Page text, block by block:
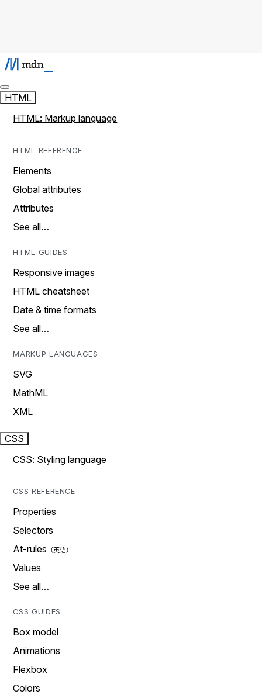
HTML
HTML: Markup language
HTML REFERENCE
Elements
Global attributes
Attributes
See all…
HTML GUIDES
Responsive images
HTML cheatsheet
Date & time formats
See all…
MARKUP LANGUAGES
SVG
MathML
XML
CSS
CSS: Styling language
CSS REFERENCE
Properties
Selectors
At-rules
Values
See all…
CSS GUIDES
Box model
Animations
Flexbox
Colors